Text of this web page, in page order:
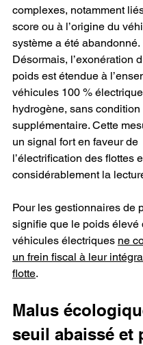
complexes, notamment
score ou à l’origine du
système a été abandonné.
Désormais, l’exonération
poids est étendue à
véhicules 100 %
hydrogène, sans condition
supplémentaire. Cette
un signal fort en faveur de
l’électrification des flottes
considérablement la
Pour les gestionnaires de
signifie que le poids élevé
véhicules électriques ne
un frein fiscal à leur
flotte.
Malus
seuil abaissé et